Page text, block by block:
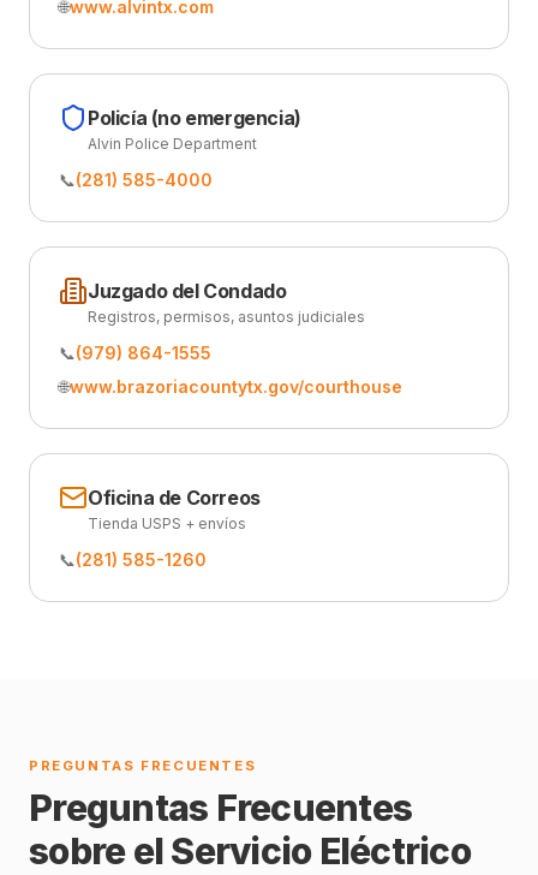
🌐www.alvintx.com
Policía (no emergencia)
Alvin Police Department
📞(281) 585-4000
Juzgado del Condado
Registros, permisos, asuntos judiciales
📞(979) 864-1555
🌐www.brazoriacountytx.gov/courthouse
Oficina de Correos
Tienda USPS + envíos
📞(281) 585-1260
PREGUNTAS FRECUENTES
Preguntas Frecuentes
sobre el Servicio Eléctrico